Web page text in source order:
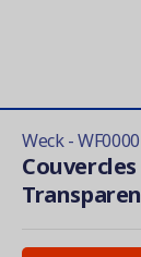
Weck -
Couvercles